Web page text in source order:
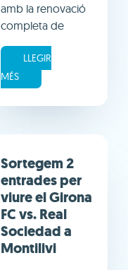
amb la renovació
completa de
LLEGIR
MÉS
Sortegem 2
entrades per
viure el Girona
FC vs. Real
Sociedad a
Montilivi